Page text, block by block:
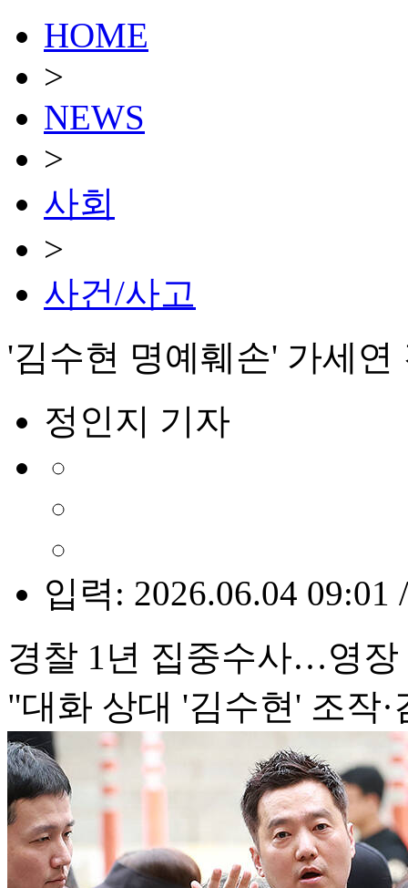
HOME
>
NEWS
>
사회
>
사건/사고
'김수현 명예훼손' 가세연
정인지 기자
입력: 2026.06.04 09:01
경찰 1년 집중수사…영장
"대화 상대 '김수현' 조작